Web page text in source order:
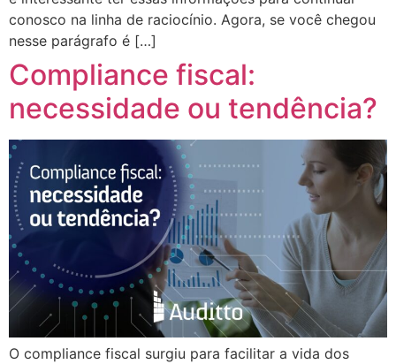
conosco na linha de raciocínio. Agora, se você chegou
nesse parágrafo é […]
Compliance fiscal:
necessidade ou tendência?
O compliance fiscal surgiu para facilitar a vida dos